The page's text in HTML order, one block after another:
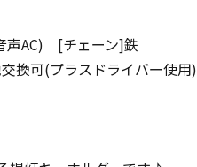
声AC) [チェーン]鉄
換可(プラスドライバー使用)